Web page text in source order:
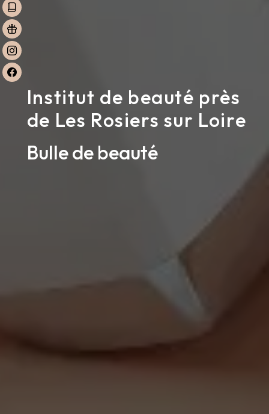
Institut de beauté près
de Les Rosiers sur Loire
Bulle de beauté